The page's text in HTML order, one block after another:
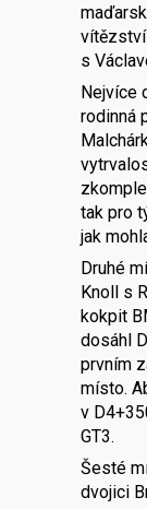
vítězství
s
Nejvíce
rodinná
tak pro
jak
Druhé
Knoll s
kokpit
dosáhl
prvním
místo.
v
GT3.
Šesté
dvojici